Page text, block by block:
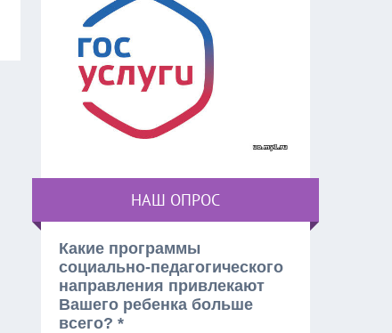
НАШ ОПРОС
Какие программы
социально-педагогического
направления привлекают
Вашего ребенка больше
всего? *